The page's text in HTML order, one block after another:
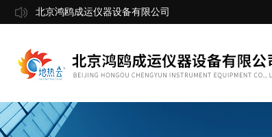
北京鸿鸥成运仪器设备有限公司